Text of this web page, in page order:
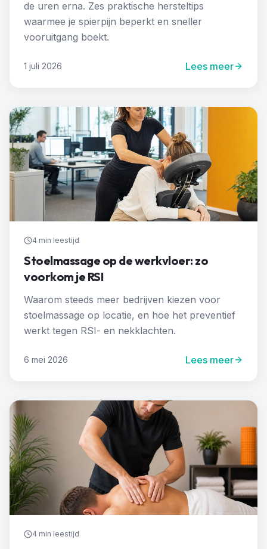
de uren erna. Zes praktische hersteltips
waarmee je spierpijn beperkt en sneller
vooruitgang boekt.
1 juli 2026 Lees meer
4 min leestijd
Stoelmassage op de werkvloer: zo
voorkom je RSI
Waarom steeds meer bedrijven kiezen voor
stoelmassage op locatie, en hoe het preventief
werkt tegen RSI- en nekklachten.
6 mei 2026 Lees meer
4 min leestijd